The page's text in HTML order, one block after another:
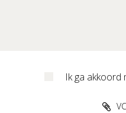
Ik ga akkoord